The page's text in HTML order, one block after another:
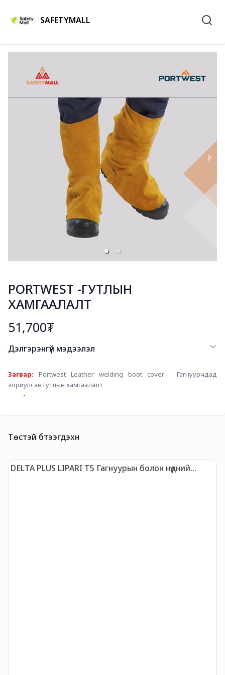
SAFETYMALL
PORTWEST -ГУТЛЫН
ХАМГААЛАЛТ
51,700₮
Дэлгэрэнгүй мэдээлэл
Загвар: Portwest Leather welding boot cover - Гагнуурчдад
зориулсан гутлын хамгаалалт
Төстэй бүтээгдэхүүн
DELTA PLUS LIPARI T5 Гагнуурын болон нүдний